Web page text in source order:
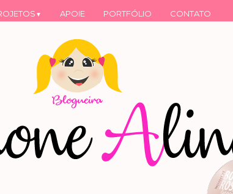
▼ APOIE PORTFÓLIO CONTATO